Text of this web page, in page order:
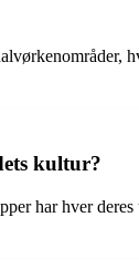
kultur?
har hver